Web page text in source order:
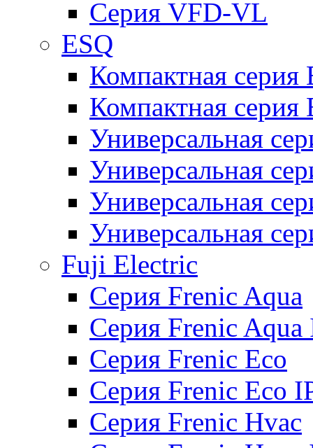
Серия VFD-VL
ESQ
Компактная серия
Компактная
Универсальная
Универсальная
Универсальная
Универсальная
Fuji Electric
Серия Frenic Aqua
Серия Frenic Aqua
Серия Frenic Eco
Серия Frenic Eco
Серия Frenic Hvac